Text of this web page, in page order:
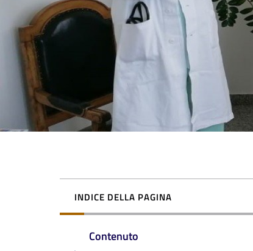
INDICE DELLA PAGINA
Contenuto